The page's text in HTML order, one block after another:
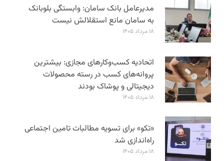
مدیرعامل بانک سامان: وابستگی بلوبانک
به سامان مانع استقلالش نیست
۱۸ مرداد ۱۴۰۵
اتحادیه کسب‌وکارهای مجازی: بیشترین
پروانه‌های کسب در رسته محصولات
دیجیتالی و پوشاک بودند
۱۸ مرداد ۱۴۰۵
«تکو» برای تسویه مطالبات تامین اجتماعی
راه‌اندازی شد
۱۸ مرداد ۱۴۰۵